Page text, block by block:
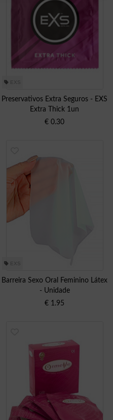
EXS
Preservativos Extra Seguros - EXS
Extra Thick 1un
€ 0.30
EXS
Barreira Sexo Oral Feminino Látex
- Unidade
€ 1.95